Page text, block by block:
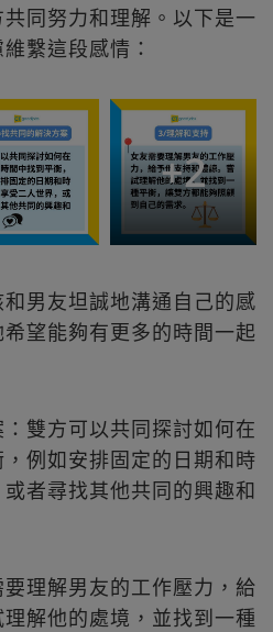
同努力和理解。以下是一
繫這段感情：
+2
男友坦誠地溝通自己的感
望能夠有更多的時間一起
雙方可以共同探討如何在
例如安排固定的日期和時
者尋找其他共同的興趣和
理解男友的工作壓力，給
解他的處境，並找到一種